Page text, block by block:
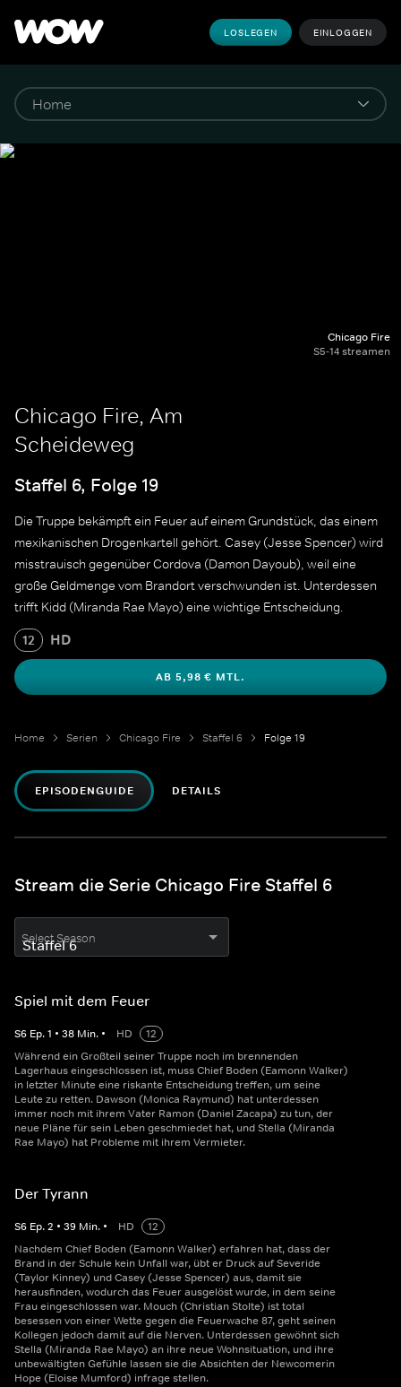
LOSLEGEN EINLOGGEN
Chicago Fire
S5-14 streamen
Chicago Fire, Am
Scheideweg
Staffel 6, Folge 19
Die Truppe bekämpft ein Feuer auf einem Grundstück, das einem
mexikanischen Drogenkartell gehört. Casey (Jesse Spencer) wird
misstrauisch gegenüber Cordova (Damon Dayoub), weil eine
große Geldmenge vom Brandort verschwunden ist. Unterdessen
trifft Kidd (Miranda Rae Mayo) eine wichtige Entscheidung.
12 HD
AB 5,98 € MTL.
Home Serien Chicago Fire Staffel 6 Folge 19
EPISODENGUIDE DETAILS
Stream die Serie Chicago Fire Staffel 6
Select Season
Spiel mit dem Feuer
S6 Ep.1 • 38 Min. • HD
12
Während ein Großteil seiner Truppe noch im brennenden
Lagerhaus eingeschlossen ist, muss Chief Boden (Eamonn Walker)
in letzter Minute eine riskante Entscheidung treffen, um seine
Leute zu retten. Dawson (Monica Raymund) hat unterdessen
immer noch mit ihrem Vater Ramon (Daniel Zacapa) zu tun, der
neue Pläne für sein Leben geschmiedet hat, und Stella (Miranda
Rae Mayo) hat Probleme mit ihrem Vermieter.
Der Tyrann
S6 Ep.2 • 39 Min. • HD
12
Nachdem Chief Boden (Eamonn Walker) erfahren hat, dass der
Brand in der Schule kein Unfall war, übt er Druck auf Severide
(Taylor Kinney) und Casey (Jesse Spencer) aus, damit sie
herausfinden, wodurch das Feuer ausgelöst wurde, in dem seine
Frau eingeschlossen war. Mouch (Christian Stolte) ist total
besessen von einer Wette gegen die Feuerwache 87, geht seinen
Kollegen jedoch damit auf die Nerven. Unterdessen gewöhnt sich
Stella (Miranda Rae Mayo) an ihre neue Wohnsituation, und ihre
unbewältigten Gefühle lassen sie die Absichten der Newcomerin
Hope (Eloise Mumford) infrage stellen.